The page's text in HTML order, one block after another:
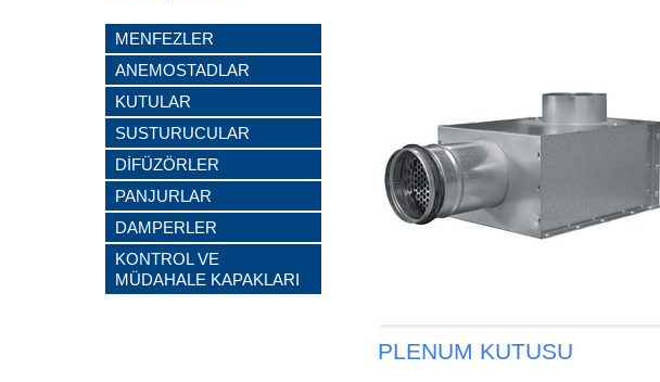
MENFEZLER
ANEMOSTADLAR
KUTULAR
SUSTURUCULAR
DİFÜZÖRLER
PANJURLAR
DAMPERLER
KONTROL VE
MÜDAHALE KAPAKLARI
PLENUM KUTUSU